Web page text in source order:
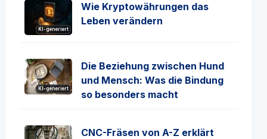
KI-generiert
Wie Kryptowährungen das
Leben verändern
KI-generiert
Die Beziehung zwischen Hund
und Mensch: Was die Bindung
so besonders macht
CNC-Fräsen von A-Z erklärt